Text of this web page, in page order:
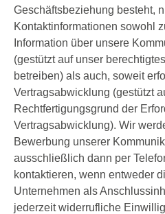
Geschäftsbeziehung besteht,
Kontaktinformationen sowohl
Information über unsere
(gestützt auf unser
betreiben) als auch, soweit
Vertragsabwicklung (gestützt
Rechtfertigungsgrund der
Vertragsabwicklung). Wir
Bewerbung unserer
ausschließlich dann per
kontaktieren, wenn entweder
Unternehmen als
jederzeit widerrufliche